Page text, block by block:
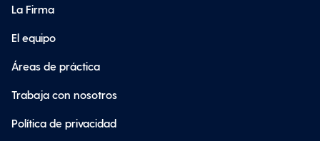
La Firma
El equipo
Áreas de práctica
Trabaja con nosotros
Política de privacidad